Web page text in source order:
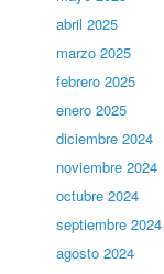
abril 2025
marzo 2025
febrero 2025
enero 2025
diciembre 2024
noviembre 2024
octubre 2024
septiembre 2024
agosto 2024